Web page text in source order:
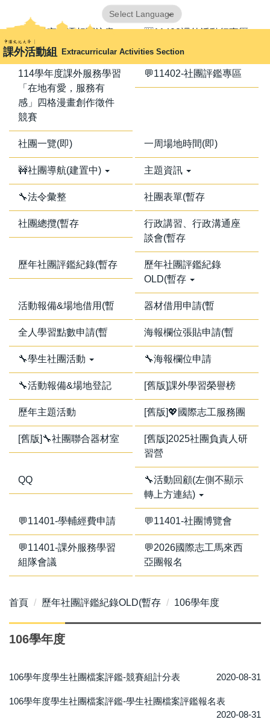
到
主
要
內
課外活動組 Extracurricular Activities Section
Translate
📢器材室搬遷相關注意
事項📢
🈺11402課外活動行事曆
114學年度課外服務學習
「在地有愛，服務有
感」四格漫畫創作徵件
競賽
💬11402-社團評鑑專區
社團一覽(即) 一周場地時間(即)
🚧社團導航(建置中) 主題資訊
🔧法令彙整 社團表單(暫存
社團總攬(暫存
行政講習、行政溝通座
談會(暫存
歷年社團評鑑紀錄(暫存
歷年社團評鑑紀錄
OLD(暫存
活動報備&場地借用(暫 器材借用申請(暫
全人學習點數申請(暫 海報欄位張貼申請(暫
🔧學生社團活動 🔧海報欄位申請
🔧活動報備&場地登記 [舊版]課外學習榮譽榜
歷年主題活動 [舊版]💖國際志工服務團
[舊版]🔧社團聯合器材室
[舊版]2025社團負責人研
習營
QQ
🔧活動回顧(左側不顯示
轉上方連結)
💬11401-學輔經費申請 💬11401-社團博覽會
💬11401-課外服務學習
組隊會議
💬2026國際志工馬來西
亞團報名
首頁 歷年社團評鑑紀錄OLD(暫存 106學年度
106學年度
106學年度學生社團檔案評鑑-競賽組計分表 2020-08-31
106學年度學生社團檔案評鑑-學生社團檔案評鑑報名表
2020-08-31